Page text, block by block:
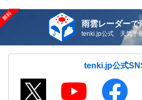
雨雲レーダーで
tenki.jp公式 天気予
tenki.jp公式